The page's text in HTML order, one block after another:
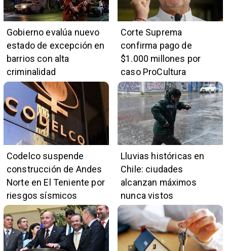
Gobierno evalúa nuevo
estado de excepción en
barrios con alta
criminalidad
Corte Suprema
confirma pago de
$1.000 millones por
caso ProCultura
Codelco suspende
construcción de Andes
Norte en El Teniente por
riesgos sísmicos
Lluvias históricas en
Chile: ciudades
alcanzan máximos
nunca vistos